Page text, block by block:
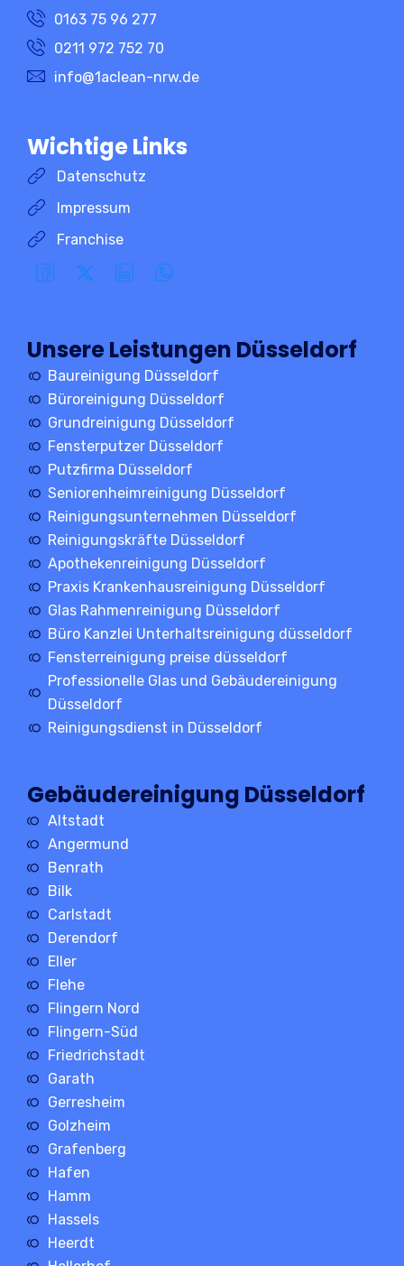
0163 75 96 277
0211 972 752 70
info@1aclean-nrw.de
Wichtige Links
Datenschutz
Impressum
Franchise
Unsere Leistungen Düsseldorf
Baureinigung Düsseldorf
Büroreinigung Düsseldorf
Grundreinigung Düsseldorf
Fensterputzer Düsseldorf
Putzfirma Düsseldorf
Seniorenheimreinigung Düsseldorf
Reinigungsunternehmen Düsseldorf
Reinigungskräfte Düsseldorf
Apothekenreinigung Düsseldorf
Praxis Krankenhausreinigung Düsseldorf
Glas Rahmenreinigung Düsseldorf
Büro Kanzlei Unterhaltsreinigung düsseldorf
Fensterreinigung preise düsseldorf
Professionelle Glas und Gebäudereinigung
Düsseldorf
Reinigungsdienst in Düsseldorf
Gebäudereinigung Düsseldorf
Altstadt
Angermund
Benrath
Bilk
Carlstadt
Derendorf
Eller
Flehe
Flingern Nord
Flingern-Süd
Friedrichstadt
Garath
Gerresheim
Golzheim
Grafenberg
Hafen
Hamm
Hassels
Heerdt